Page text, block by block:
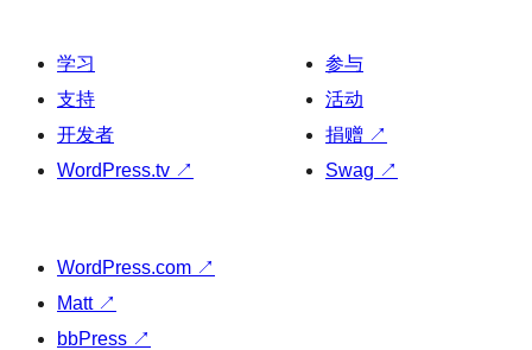
学习
支持
开发者
WordPress.tv ↗
参与
活动
捐赠 ↗
Swag ↗
WordPress.com ↗
Matt ↗
bbPress ↗